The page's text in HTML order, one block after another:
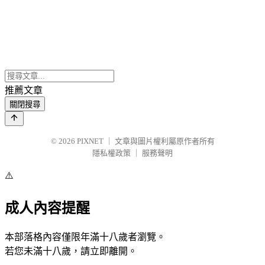
推薦文章
關閉搜尋
© 2026 PIXNET
文章與圖片權利屬原作者所有
隱私權政策
服務聲明
⚠️
成人內容提醒
本部落格內容僅限年滿十八歲者瀏覽。
若您未滿十八歲，請立即離開。